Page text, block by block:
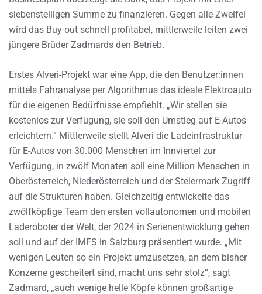
siebenstelligen Summe zu finanzieren. Gegen alle Zweifel
wird das Buy-out schnell profitabel, mittlerweile leiten zwei
jüngere Brüder Zadmards den Betrieb.
Erstes Alveri-Projekt war eine App, die den Benutzer:innen
mittels Fahranalyse per Algorithmus das ideale Elektroauto
für die eigenen Bedürfnisse empfiehlt. „Wir stellen sie
kostenlos zur Verfügung, sie soll den Umstieg auf E-Autos
erleichtern.“ Mittlerweile stellt Alveri die Ladeinfrastruktur
für E-Autos von 30.000 Menschen im Innviertel zur
Verfügung, in zwölf Monaten soll eine Million Menschen in
Oberösterreich, Niederösterreich und der Steiermark Zugriff
auf die Strukturen haben. Gleichzeitig entwickelte das
zwölfköpfige Team den ersten vollautonomen und mobilen
Laderoboter der Welt, der 2024 in Serienentwicklung gehen
soll und auf der IMFS in Salzburg präsentiert wurde. „Mit
wenigen Leuten so ein Projekt umzusetzen, an dem bisher
Konzerne gescheitert sind, macht uns sehr stolz“, sagt
Zadmard, „auch wenige helle Köpfe können großartige